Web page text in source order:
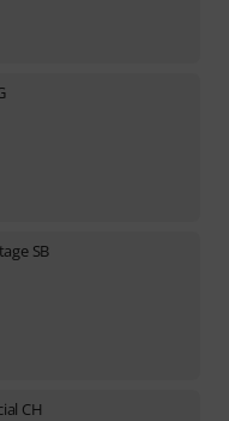
SB
CH